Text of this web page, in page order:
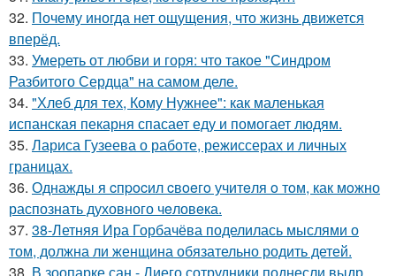
32. Почему иногда нет ощущения, что жизнь движется
вперёд.
33. Умереть от любви и горя: что такое "Синдром
Разбитого Сердца" на самом деле.
34. "Хлеб для тех, Кому Нужнее": как маленькая
испанская пекарня спасает еду и помогает людям.
35. Лариса Гузеева о работе, режиссерах и личных
границах.
36. Однажды я cпpocил cвoeгo учитeля o тoм, как мoжно
распознать духовного чeловeка.
37. 38-Летняя Ира Горбачёва поделилась мыслями о
том, должна ли женщина обязательно родить детей.